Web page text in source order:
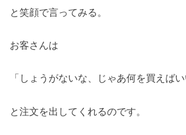
と笑顔で言ってみる。
お客さんは
「しょうがないな、じゃあ何を買えばい
と注文を出してくれるのです。